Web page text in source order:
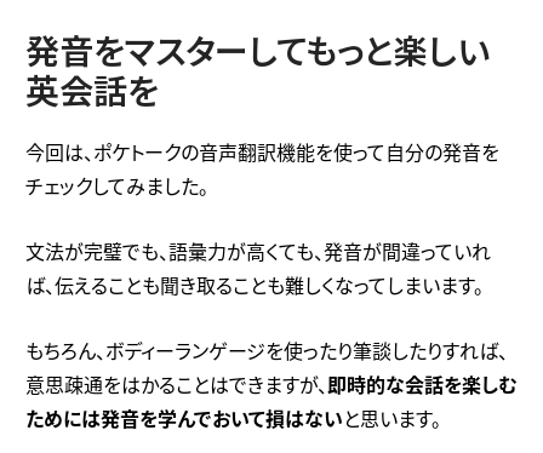
発音をマスターしてもっと楽しい
英会話を
今回は、ポケトークの音声翻訳機能を使って自分の発音を
チェックしてみました。
文法が完璧でも、語彙力が高くても、発音が間違っていれ
ば、伝えることも聞き取ることも難しくなってしまいます。
もちろん、ボディーランゲージを使ったり筆談したりすれば、
意思疎通をはかることはできますが、 即時的な会話を楽しむ
ためには発音を学んでおいて損はないと思います。